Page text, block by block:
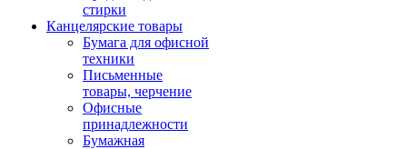
стирки
Канцелярские товары
Бумага для офисной
техники
Письменные
товары, черчение
Офисные
принадлежности
Бумажная